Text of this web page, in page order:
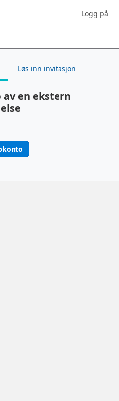
Sign in to
Logg på
Løs inn invitasjon
en ekstern